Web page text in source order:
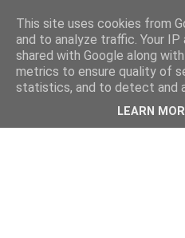
This site uses cookies from
and to analyze traffic. Your
shared with Google along
metrics to ensure quality of
statistics, and to detect and
LEARN